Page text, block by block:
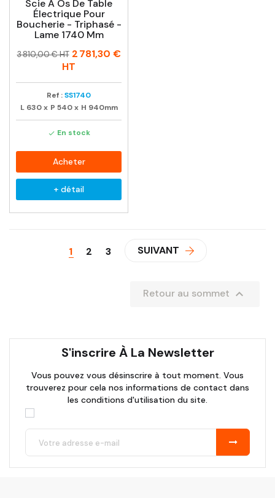
Scie À Os De Table
Électrique Pour
Boucherie - Triphasé -
Lame 1740 Mm
Prix
Prix
3 810,00 € HT 2 781,30 €
HT
Ref :SS1740
L 630 x P 540 x H 940mm
 En stock
Acheter
+ détail
1 2 3 SUIVANT
Retour au sommet 
S'inscrire À La Newsletter
Vous pouvez vous désinscrire à tout moment. Vous
trouverez pour cela nos informations de contact dans
les conditions d'utilisation du site.